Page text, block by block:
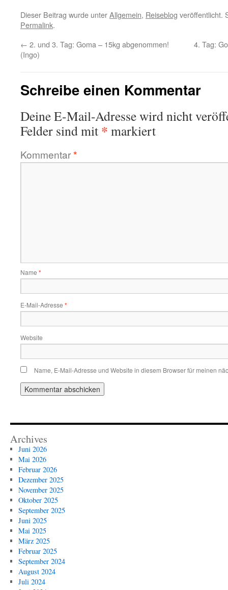
Dieser Beitrag wurde unterAllgemein, Reiseblog veröffentlicht.
Permalink.
← 2. und 3. Tag: Goma – 15kg abgenommen!
(Ingo)
4. Tag:
Schreibe einen Kommentar
Deine E-Mail-Adresse wird nicht
Felder sind mit * markiert
Kommentar*
Name *
E-Mail-Adresse *
Website
Name, E-Mail-Adresse und Website in diesem Browser für meinen
Archives
Juni 2026
Mai 2026
Februar 2026
Dezember 2025
November 2025
Oktober 2025
September 2025
Juni 2025
Mai 2025
März 2025
Februar 2025
September 2024
August 2024
Juli 2024